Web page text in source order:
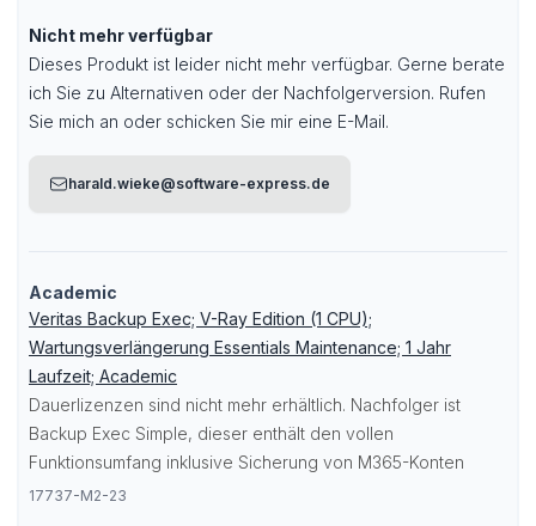
Nicht mehr verfügbar
Dieses Produkt ist leider nicht mehr verfügbar. Gerne berate
ich Sie zu Alternativen oder der Nachfolgerversion. Rufen
Sie mich an oder schicken Sie mir eine E-Mail.
harald.wieke@software-express.de
Academic
Veritas Backup Exec; V-Ray Edition (1 CPU);
Wartungsverlängerung Essentials Maintenance; 1 Jahr
Laufzeit; Academic
Dauerlizenzen sind nicht mehr erhältlich. Nachfolger ist
Backup Exec Simple, dieser enthält den vollen
Funktionsumfang inklusive Sicherung von M365-Konten
17737-M2-23